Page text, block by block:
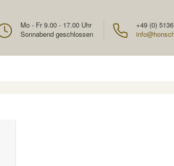
+49 (0)
Mo - Fr 9.00 - 17.00 Uhr
Sonnabend geschlossen